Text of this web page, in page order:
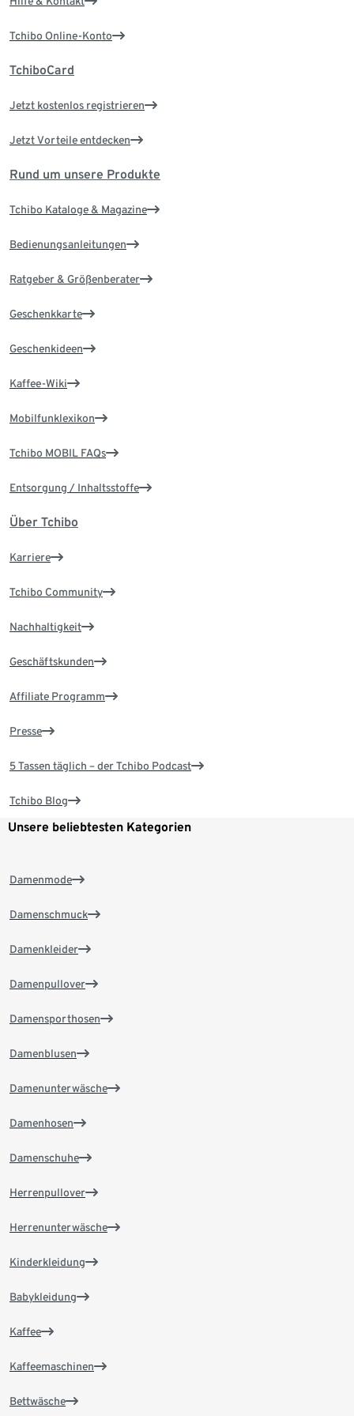
Tchibo Online-Konto
TchiboCard
Jetzt kostenlos registrieren
Jetzt Vorteile entdecken
Rund um unsere Produkte
Tchibo Kataloge & Magazine
Bedienungsanleitungen
Ratgeber & Größenberater
Geschenkkarte
Geschenkideen
Kaffee-Wiki
Mobilfunklexikon
Tchibo MOBIL FAQs
Entsorgung / Inhaltsstoffe
Über Tchibo
Karriere
Tchibo Community
Nachhaltigkeit
Geschäftskunden
Affiliate Programm
Presse
5 Tassen täglich – der Tchibo Podcast
Tchibo Blog
Unsere beliebtesten Kategorien
Damenmode
Damenschmuck
Damenkleider
Damenpullover
Damensporthosen
Damenblusen
Damenunterwäsche
Damenhosen
Damenschuhe
Herrenpullover
Herrenunterwäsche
Kinderkleidung
Babykleidung
Kaffee
Kaffeemaschinen
Bettwäsche